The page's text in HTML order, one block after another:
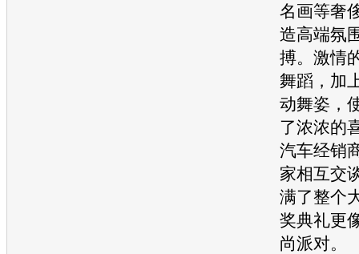
名画等奢
造高端氛
搏。激情
舞蹈，加
动舞姿，
了浓浓的
汽车经销
家相互交
满了整个
奖典礼更
尚派对。